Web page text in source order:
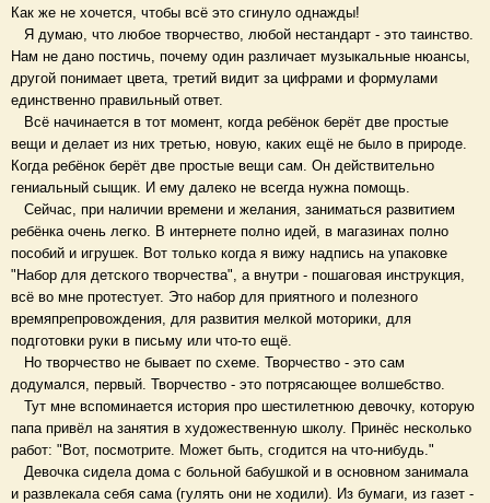
Как же не хочется, чтобы всё это сгинуло однажды!
Я думаю, что любое творчество, любой нестандарт - это таинство.
Нам не дано постичь, почему один различает музыкальные нюансы,
другой понимает цвета, третий видит за цифрами и формулами
единственно правильный ответ.
Всё начинается в тот момент, когда ребёнок берёт две простые
вещи и делает из них третью, новую, каких ещё не было в природе.
Когда ребёнок берёт две простые вещи сам. Он действительно
гениальный сыщик. И ему далеко не всегда нужна помощь.
Сейчас, при наличии времени и желания, заниматься развитием
ребёнка очень легко. В интернете полно идей, в магазинах полно
пособий и игрушек. Вот только когда я вижу надпись на упаковке
"Набор для детского творчества", а внутри - пошаговая инструкция,
всё во мне протестует. Это набор для приятного и полезного
времяпрепровождения, для развития мелкой моторики, для
подготовки руки в письму или что-то ещё.
Но творчество не бывает по схеме. Творчество - это сам
додумался, первый. Творчество - это потрясающее волшебство.
Тут мне вспоминается история про шестилетнюю девочку, которую
папа привёл на занятия в художественную школу. Принёс несколько
работ: "Вот, посмотрите. Может быть, сгодится на что-нибудь."
Девочка сидела дома с больной бабушкой и в основном занимала
и развлекала себя сама (гулять они не ходили). Из бумаги, из газет -